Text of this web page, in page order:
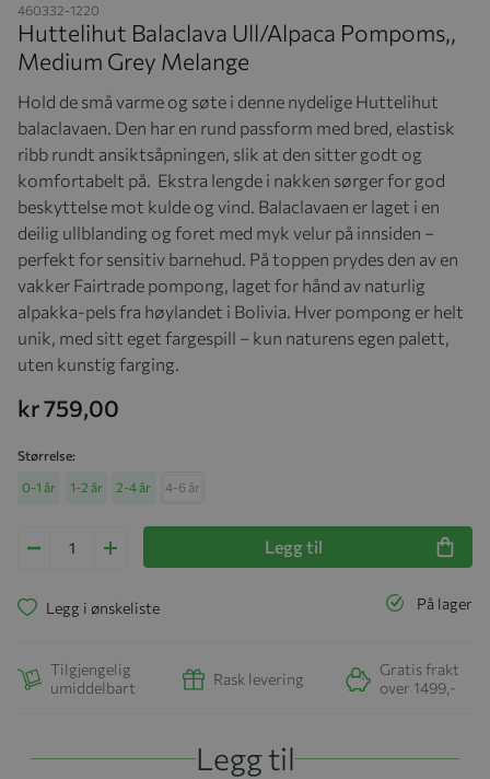
460332-1220
Huttelihut Balaclava Ull/Alpaca Pompoms,,
Medium Grey Melange
Hold de små varme og søte i denne nydelige Huttelihut
balaclavaen. Den har en rund passform med bred, elastisk
ribb rundt ansiktsåpningen, slik at den sitter godt og
komfortabelt på. Ekstra lengde i nakken sørger for god
beskyttelse mot kulde og vind. Balaclavaen er laget i en
deilig ullblanding og foret med myk velur på innsiden –
perfekt for sensitiv barnehud. På toppen prydes den av en
vakker Fairtrade pompong, laget for hånd av naturlig
alpakka-pels fra høylandet i Bolivia. Hver pompong er helt
unik, med sitt eget fargespill – kun naturens egen palett,
uten kunstig farging.
kr 759,00
Størrelse
0-1 år 1-2 år 2-4 år 4-6 år
Legg til
På lager
Legg i ønskeliste
Tilgjengelig
umiddelbart
Rask levering
Gratis frakt
over 1499,-
Legg til